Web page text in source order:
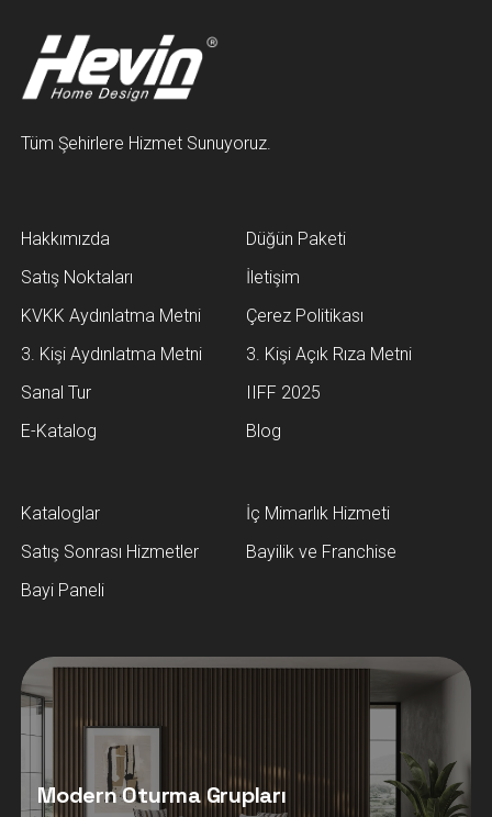
Tüm Şehirlere Hizmet Sunuyoruz.
Hakkımızda
Düğün Paketi
Satış Noktaları
İletişim
KVKK Aydınlatma Metni
Çerez Politikası
3. Kişi Aydınlatma Metni
3. Kişi Açık Rıza Metni
Sanal Tur
IIFF 2025
E-Katalog
Blog
Kataloglar
İç Mimarlık Hizmeti
Satış Sonrası Hizmetler
Bayilik ve Franchise
Bayi Paneli
Modern Oturma Grupları